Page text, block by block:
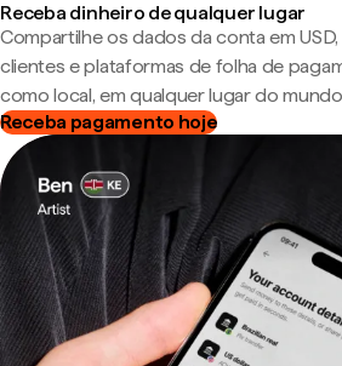
Receba dinheiro de qualquer lugar
Compartilhe os dados da conta em USD,
clientes e plataformas de folha de
como local, em qualquer lugar do
Receba pagamento hoje